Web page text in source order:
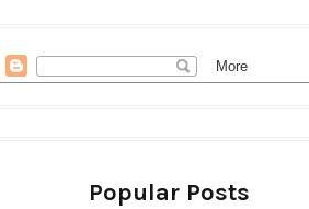
Popular Posts